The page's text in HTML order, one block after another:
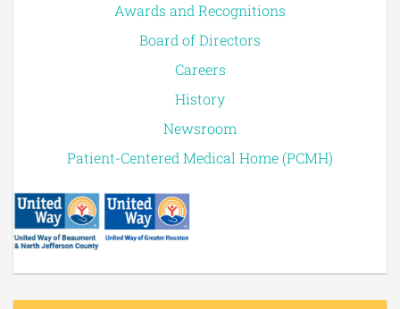
Awards and Recognitions
Board of Directors
Careers
History
Newsroom
Patient-Centered Medical Home (PCMH)